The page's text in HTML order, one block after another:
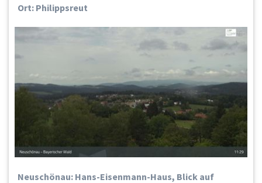
Ort: Philippsreut
Neuschönau: Hans-Eisenmann-Haus, Blick auf